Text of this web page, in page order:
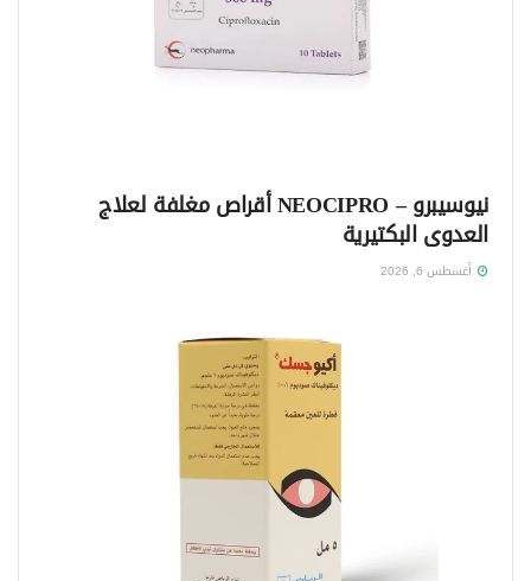
نيوسيبرو – NEOCIPRO أقراص مغلفة لعلاج
العدوى البكتيرية
أغسطس 6, 2026